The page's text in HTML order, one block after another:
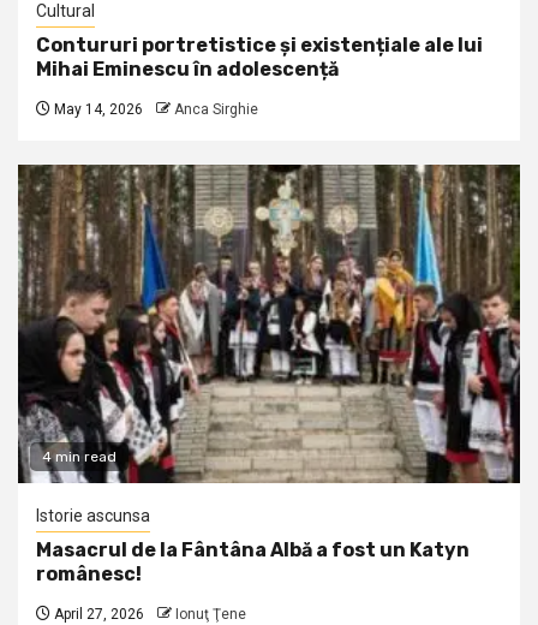
Cultural
Contururi portretistice și existențiale ale lui
Mihai Eminescu în adolescență
May 14, 2026 Anca Sirghie
4 min read
Istorie ascunsa
Masacrul de la Fântâna Albă a fost un Katyn
românesc!
April 27, 2026 Ionuţ Ţene